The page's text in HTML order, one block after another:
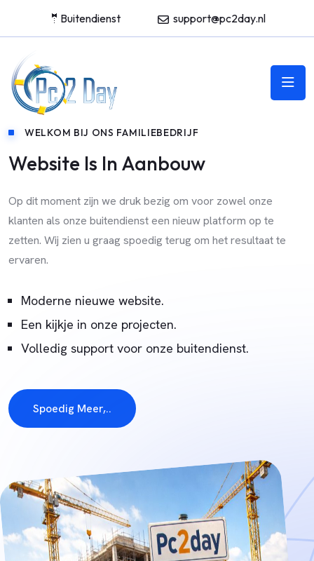
🤵Buitendienst support@pc2day.nl
WELKOM BIJ ONS FAMILIEBEDRIJF
Website Is In Aanbouw
Op dit moment zijn we druk bezig om voor zowel onze
klanten als onze buitendienst een nieuw platform op te
zetten. Wij zien u graag spoedig terug om het resultaat te
ervaren.
Moderne nieuwe website.
Een kijkje in onze projecten.
Volledig support voor onze buitendienst.
Spoedig Meer,..